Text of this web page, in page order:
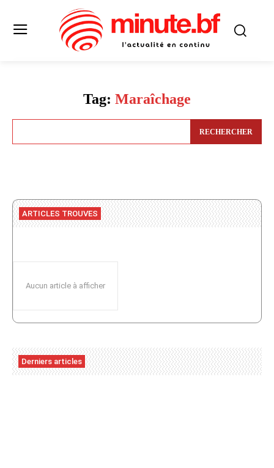
Tag: Maraîchage
RECHERCHER
ARTICLES TROUVES
Aucun article à afficher
Derniers articles